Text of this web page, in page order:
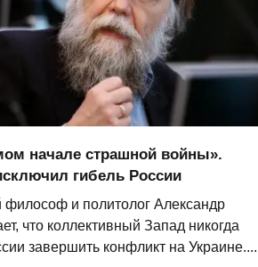
начале страшной войны».
гибель России
философ и политолог Александр
что коллективный Запад никогда
завершить конфликт на Украине....